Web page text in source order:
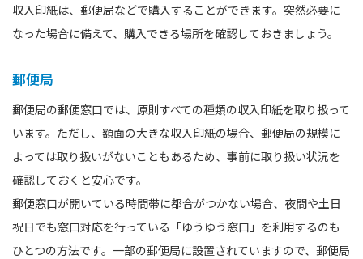
収入印紙は、郵便局などで購入することができます。突然必要に
なった場合に備えて、購入できる場所を確認しておきましょう。
郵便局
郵便局の郵便窓口では、原則すべての種類の収入印紙を取り扱って
います。ただし、額面の大きな収入印紙の場合、郵便局の規模に
よっては取り扱いがないこともあるため、事前に取り扱い状況を
確認しておくと安心です。
郵便窓口が開いている時間帯に都合がつかない場合、夜間や土日
祝日でも窓口対応を行っている「ゆうゆう窓口」を利用するのも
ひとつの方法です。一部の郵便局に設置されていますので、郵便局